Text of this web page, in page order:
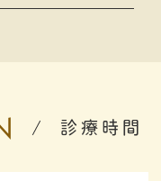
げます。診療時間